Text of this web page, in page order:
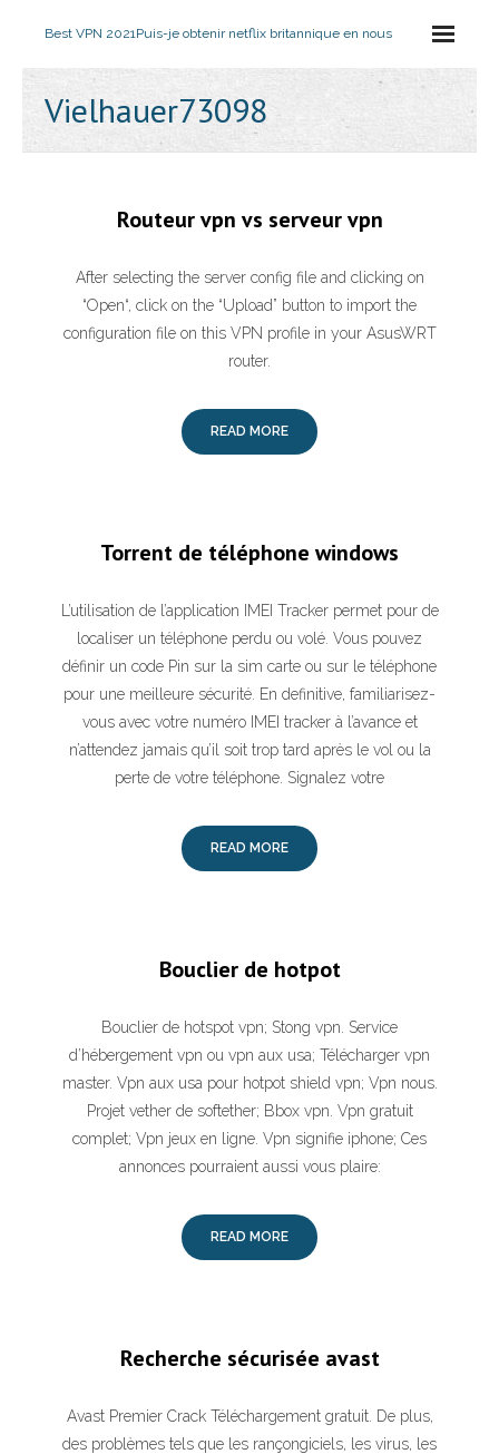
Best VPN 2021Puis-je obtenir netflix britannique en nous
Vielhauer73098
Routeur vpn vs serveur vpn
After selecting the server config file and clicking on
“Open“, click on the “Upload” button to import the
configuration file on this VPN profile in your AsusWRT
router.
READ MORE
Torrent de téléphone windows
L’utilisation de l’application IMEI Tracker permet pour de
localiser un téléphone perdu ou volé. Vous pouvez
définir un code Pin sur la sim carte ou sur le téléphone
pour une meilleure sécurité. En definitive, familiarisez-
vous avec votre numéro IMEI tracker à l’avance et
n’attendez jamais qu’il soit trop tard après le vol ou la
perte de votre téléphone. Signalez votre
READ MORE
Bouclier de hotpot
Bouclier de hotspot vpn; Stong vpn. Service
d’hébergement vpn ou vpn aux usa; Télécharger vpn
master. Vpn aux usa pour hotpot shield vpn; Vpn nous.
Projet vether de softether; Bbox vpn. Vpn gratuit
complet; Vpn jeux en ligne. Vpn signifie iphone; Ces
annonces pourraient aussi vous plaire:
READ MORE
Recherche sécurisée avast
Avast Premier Crack Téléchargement gratuit. De plus,
des problèmes tels que les rançongiciels, les virus, les